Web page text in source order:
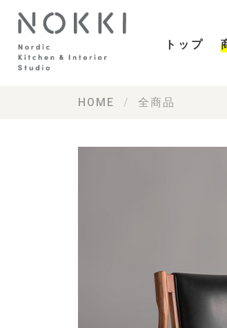
トップ
HOME 全商品